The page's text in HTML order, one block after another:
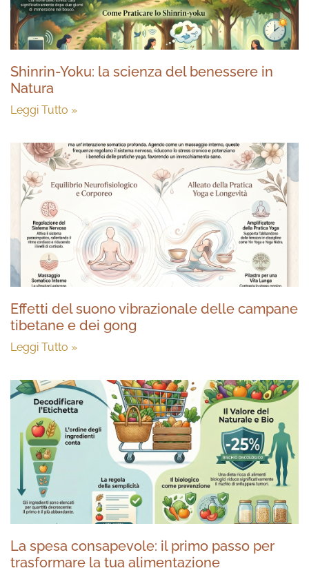
Shinrin-Yoku: la scienza del benessere in
Natura
Leggi Tutto »
Effetti del suono vibrazionale delle campane
tibetane e dei gong
Leggi Tutto »
La spesa consapevole: il primo passo per
trasformare la tua alimentazione